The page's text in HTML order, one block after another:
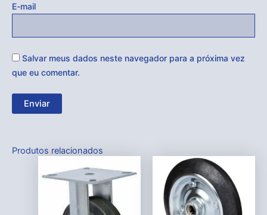
E-mail
Salvar meus dados neste navegador para a próxima vez
que eu comentar.
Produtos relacionados